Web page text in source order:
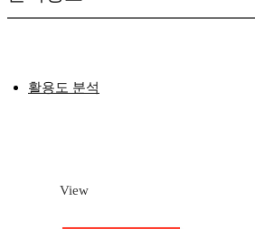
활용도 분석
View